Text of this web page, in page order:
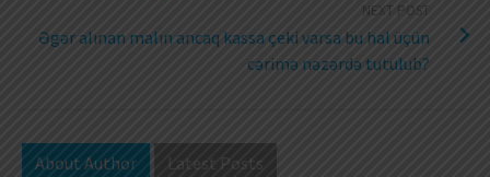
NEXT POST
Əgər alınan malın ancaq kassa çeki varsa bu hal üçün
cərimə nəzərdə tutulub?
About Author Latest Posts